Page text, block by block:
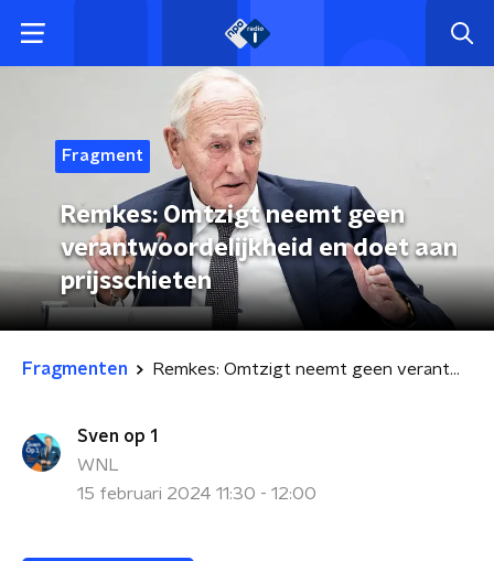
Fragment
Remkes: Omtzigt neemt geen
verantwoordelijkheid en doet aan
prijsschieten
Fragmenten Remkes: Omtzigt neemt geen verantwoordelijkheid en doet aan prijsschieten
Sven op 1
WNL
15 februari 2024 11:30 - 12:00